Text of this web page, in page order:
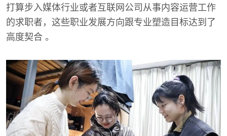
打算步入媒体行业或者互联网公司从事内容运营工作
的求职者，这些职业发展方向跟专业塑造目标达到了
高度契合 。